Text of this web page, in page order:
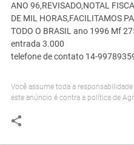
ANO 96,REVISADO,NOTAL
DE MIL HORAS,FACILITAMOS
TODO O BRASIL ano 1996 Mf
entrada 3.000
telefone de contato 14-
Você assume toda a
este anúncio é contra a política de